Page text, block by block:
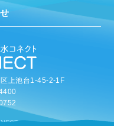
上池台1-45-2-1F